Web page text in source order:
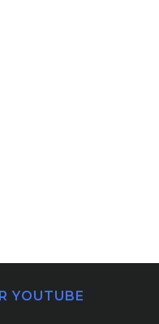
YOUTUBE